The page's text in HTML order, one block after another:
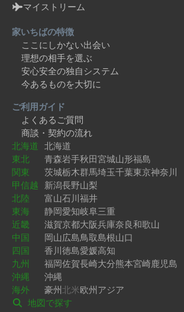
マイストリーム
家いちばの特徴
ここにしかない出会い
理想の相手を選ぶ
安心安全の独自システム
今あるものを大切に
ご利用ガイド
よくあるご質問
商談・契約の流れ
北海道 北海道
東北
青森岩手秋田宮城山形福島
関東
茨城栃木群馬埼玉千葉東京神奈川
甲信越 新潟長野山梨
北陸
富山石川福井
東海
静岡愛知岐阜三重
近畿
滋賀京都大阪兵庫奈良和歌山
中国
岡山広島鳥取島根山口
四国
香川徳島愛媛高知
九州
福岡佐賀長崎大分熊本宮崎鹿児島
沖縄
沖縄
海外
豪州北米欧州アジア
地図で探す